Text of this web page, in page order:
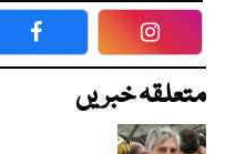
Facebook
متعلقہ خبریں